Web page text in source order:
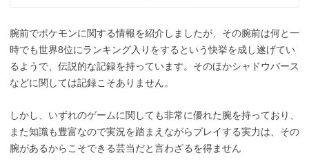
腕前でポケモンに関する情報を紹介しましたが、その腕前は何と一
時でも世界8位にランキング入りをするという快挙を成し遂げてい
るようで、伝説的な記録を持っています。そのほかシャドウバース
などに関しては記録こそありません。
しかし、いずれのゲームに関しても非常に優れた腕を持っており、
また知識も豊富なので実況を踏まえながらプレイする実力は、その
腕があるからこそできる芸当だと言わざるを得ません